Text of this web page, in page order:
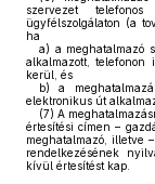
szervezet
ügyfélszolgálaton (a
ha
a) a meghatalmazó
alkalmazott, telefonon
kerül, és
b) a
elektronikus út
(7) A
értesítési címen –
meghatalmazó, illetve
rendelkezésének
kívül értesítést kap.